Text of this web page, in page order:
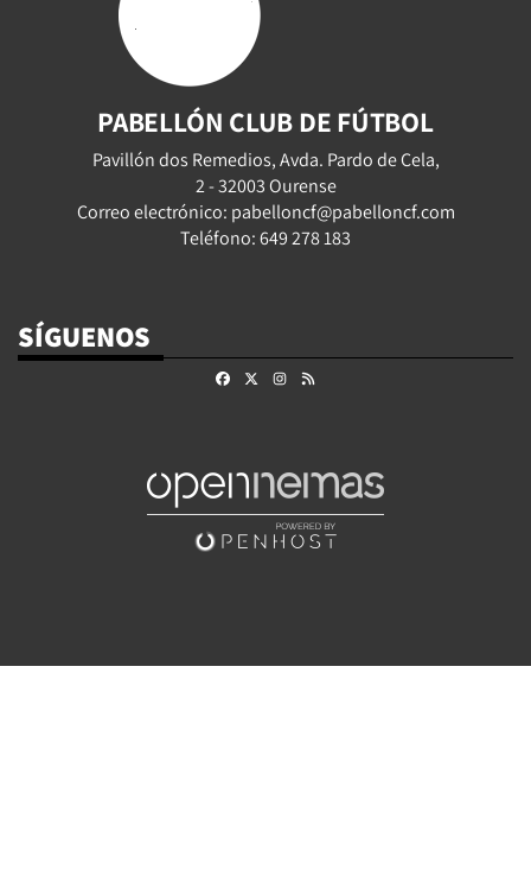
PABELLÓN CLUB DE FÚTBOL
Pavillón dos Remedios, Avda. Pardo de Cela,
2 - 32003 Ourense
Correo electrónico: pabelloncf@pabelloncf.com
Teléfono: 649 278 183
SÍGUENOS
FacebookInstagram